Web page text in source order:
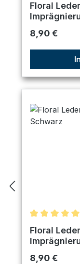
Floral
Regulärer
8,90 €
Floral
Regulärer
8,90 €